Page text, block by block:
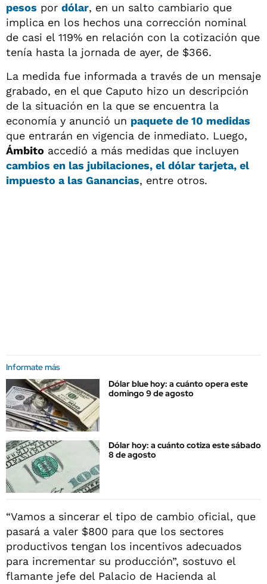
pesos por dólar, en un salto cambiario que
implica en los hechos una corrección nominal
de casi el 119% en relación con la cotización que
tenía hasta la jornada de ayer, de $366.
La medida fue informada a través de un mensaje
grabado, en el que Caputo hizo un descripción
de la situación en la que se encuentra la
economía y anunció un paquete de 10 medidas
que entrarán en vigencia de inmediato. Luego,
Ámbito accedió a más medidas que incluyen
cambios en las jubilaciones, el dólar tarjeta, el
impuesto a las Ganancias, entre otros.
Informate más
Dólar blue hoy: a cuánto opera este
domingo 9 de agosto
Dólar hoy: a cuánto cotiza este sábado
8 de agosto
“Vamos a sincerar el tipo de cambio oficial, que
pasará a valer $800 para que los sectores
productivos tengan los incentivos adecuados
para incrementar su producción”, sostuvo el
flamante jefe del Palacio de Hacienda al